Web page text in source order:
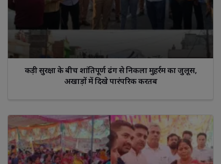
कड़ी सुरक्षा के बीच शांतिपूर्ण ढंग से निकला मुहर्रम का जुलूस,
अखाड़ों में दिखे पारंपरिक करतब